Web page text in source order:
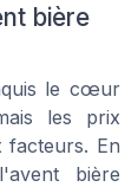
bière
le cœur
les prix
facteurs. En
bière